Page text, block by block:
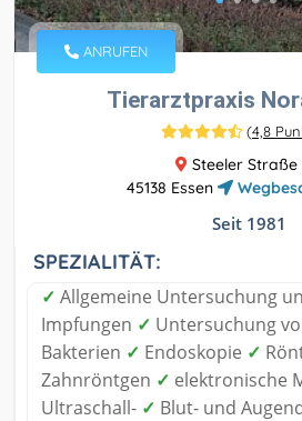
ANRUFEN
Tierarztpraxis
(4,8
Steeler Straße
45138 Essen
Seit 1981
SPEZIALITÄT:
✓ Allgemeine Untersuchung
Impfungen ✓ Untersuchung
Bakterien ✓ Endoskopie ✓
Zahnröntgen ✓ elektronische
Ultraschall- ✓ Blut- und